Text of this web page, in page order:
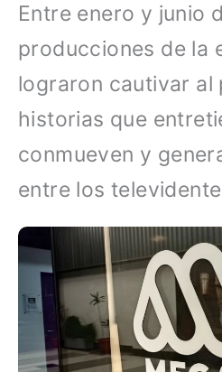
Entre enero y junio
producciones de la
lograron cautivar al
historias que
conmueven y
entre los